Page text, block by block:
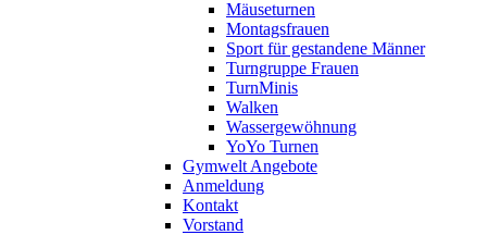
Mäuseturnen
Montagsfrauen
Sport für gestandene Männer
Turngruppe Frauen
TurnMinis
Walken
Wassergewöhnung
YoYo Turnen
Gymwelt Angebote
Anmeldung
Kontakt
Vorstand